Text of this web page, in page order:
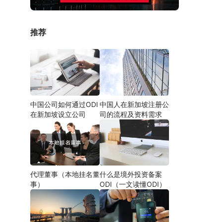
推荐
中国公司如何通过ODI
在新加坡设立公司
中国人在新加坡注册公
司的流程及资料需求
代理董事（本地挂名董
事）
什么是境外投资备案
ODI（一文读懂ODI）